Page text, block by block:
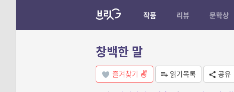
작품 리뷰 문학상
창백한 말
즐겨찾기 읽기목록 공유